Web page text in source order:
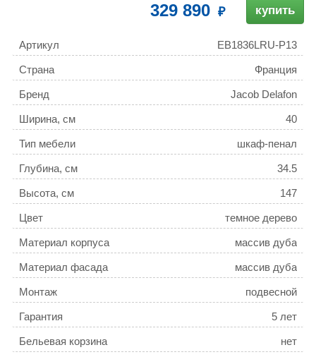
329 890 купить
Артикул EB1836LRU-P13
Страна Франция
Бренд Jacob Delafon
Ширина, см 40
Тип мебели шкаф-пенал
Глубина, см 34.5
Высота, см 147
Цвет темное дерево
Материал корпуса массив дуба
Материал фасада массив дуба
Монтаж подвесной
Гарантия 5 лет
Бельевая корзина нет